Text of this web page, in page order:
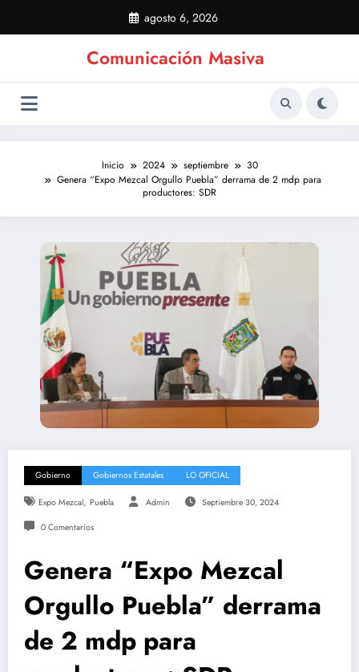
contenido
agosto 6, 2026
Comunicación Masiva
Inicio 2024 septiembre
30
Genera “Expo Mezcal Orgullo Puebla” derrama de 2 mdp para
productores: SDR
Gobierno Gobiernos Estatales LO OFICIAL
Expo Mezcal, Puebla Admin Septiembre 30, 2024
0 Comentarios
Genera “Expo Mezcal
Orgullo Puebla” derrama
de 2 mdp para